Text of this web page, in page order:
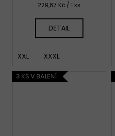
Měrná
229,67 Kč / 1 ks
DETAIL
XXL XXXL
3 KS V BALENÍ